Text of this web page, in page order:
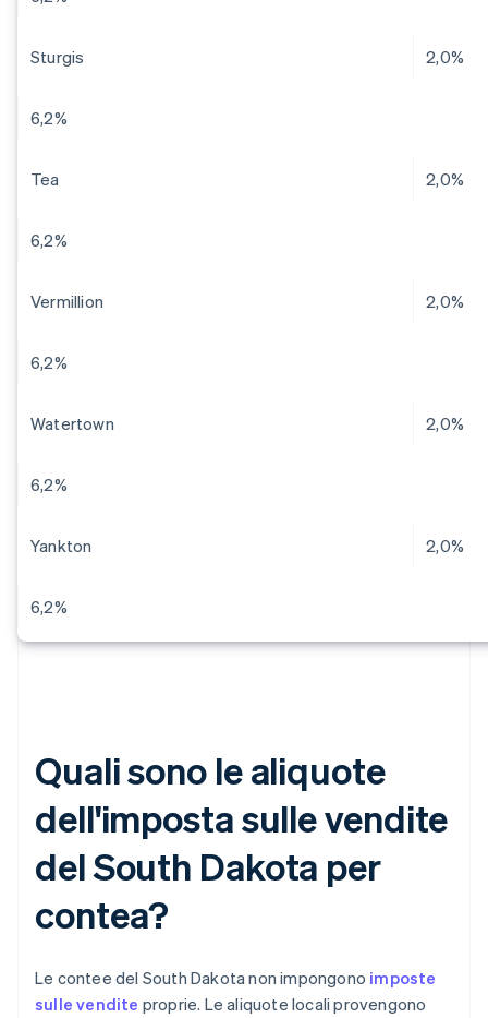
Sturgis 2,0%
6,2%
Tea 2,0%
6,2%
Vermillion 2,0%
6,2%
Watertown 2,0%
6,2%
Yankton 2,0%
6,2%
Quali sono le aliquote
dell'imposta sulle vendite
del South Dakota per
contea?
Le contee del South Dakota non impongono imposte
sulle vendite proprie. Le aliquote locali provengono